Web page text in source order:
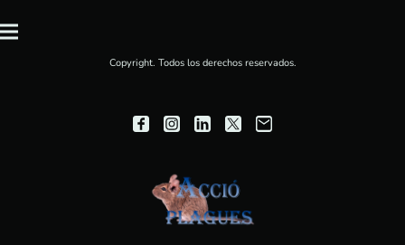
Copyright. Todos los derechos reservados.